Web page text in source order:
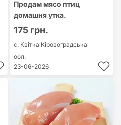
Продам мясо птиц
домашня утка.
175 грн.
с. Квітка Кіровоградська
обл.
23-06-2026